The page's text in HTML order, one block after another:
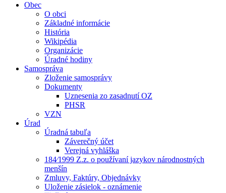
Obec
O obci
Základné informácie
História
Wikipédia
Organizácie
Úradné hodiny
Samospráva
Zloženie samosprávy
Dokumenty
Uznesenia zo zasadnutí OZ
PHSR
VZN
Úrad
Úradná tabuľa
Záverečný účet
Verejná vyhláška
184⁄1999 Z.z. o používaní jazykov národnostných
menšín
Zmluvy, Faktúry, Objednávky
Uloženie zásielok - oznámenie